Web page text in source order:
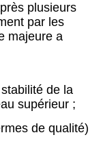
plusieurs
par les
majeure a
de la
supérieur ;
de qualité)